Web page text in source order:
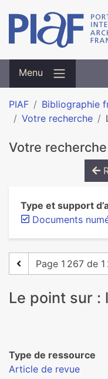
Menu
PIAF
Bibliographie
Votre recherche
Votre recherche
Type et support
Documents
Page 1 267 de 1
Le point sur :
Type de ressource
Article de revue